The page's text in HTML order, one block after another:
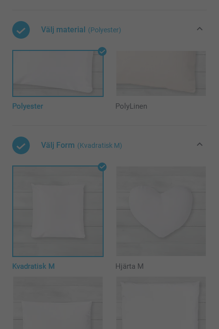
Välj material (Polyester)
Polyester PolyLinen
Välj Form (Kvadratisk M)
Kvadratisk M Hjärta M